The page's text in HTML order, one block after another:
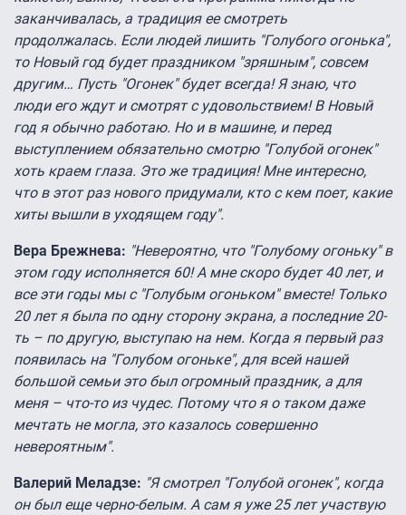
заканчивалась, а традиция ее смотреть
продолжалась. Если людей лишить "Голубого огонька",
то Новый год будет праздником "зряшным", совсем
другим… Пусть "Огонек" будет всегда! Я знаю, что
люди его ждут и смотрят с удовольствием! В Новый
год я обычно работаю. Но и в машине, и перед
выступлением обязательно смотрю "Голубой огонек"
хоть краем глаза. Это же традиция! Мне интересно,
что в этот раз нового придумали, кто с кем поет, какие
хиты вышли в уходящем году".
Вера Брежнева: "Невероятно, что "Голубому огоньку" в
этом году исполняется 60! А мне скоро будет 40 лет, и
все эти годы мы с "Голубым огоньком" вместе! Только
20 лет я была по одну сторону экрана, а последние 20-
ть – по другую, выступаю на нем. Когда я первый раз
появилась на "Голубом огоньке", для всей нашей
большой семьи это был огромный праздник, а для
меня – что-то из чудес. Потому что я о таком даже
мечтать не могла, это казалось совершенно
невероятным".
Валерий Меладзе: "Я смотрел "Голубой огонек", когда
он был еще черно-белым. А сам я уже 25 лет участвую